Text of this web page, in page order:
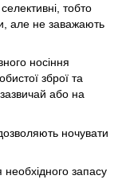
тобто
але не заважають
носіння
зброї та
або на
ночувати
запасу